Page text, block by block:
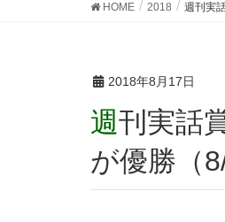
HOME 2018 週刊実
2018年8月17日
週刊実話賞 藤根俊貴（岩手）、土屋珠里（栃木）
が優勝（8/